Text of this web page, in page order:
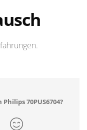
70PUS6704?